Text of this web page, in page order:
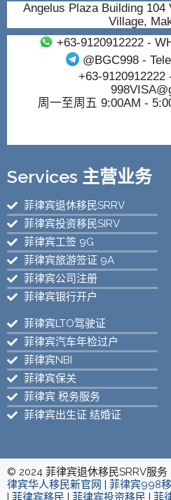
Angelus Plaza Building 104
Village,
+63-9120912222-
@BGC998 -
+63-9120912222
周一至周五 9:00AM -
Services 主营业务
菲律宾退休移民SRRV
菲律宾投资移民SIRV
菲律宾工签 9G
菲律宾旅游签证 9A
菲律宾公司注册
菲律宾银行开户
菲律宾LTO驾驶证
菲律宾汽车年检过户
菲律宾NBI
菲律宾保关
菲律宾 税务服务
菲律宾出生证 结婚证
© 2024 菲律宾退休移民SRRV服
律宾华人移民新官网 | 菲律宾998
| 菲律宾移民 | 菲律宾投资移民 | 菲